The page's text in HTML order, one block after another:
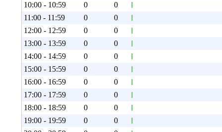
10:00 - 10:59
0
0
11:00 - 11:59
0
0
12:00 - 12:59
0
0
13:00 - 13:59
0
0
14:00 - 14:59
0
0
15:00 - 15:59
0
0
16:00 - 16:59
0
0
17:00 - 17:59
0
0
18:00 - 18:59
0
0
19:00 - 19:59
0
0